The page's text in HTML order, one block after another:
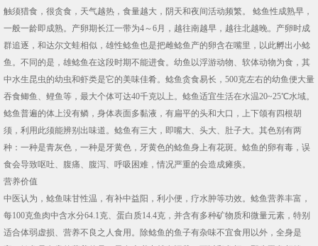
触须猎食，很贪食，天气越热，食量越大，阴天和夜间活动频繁。 鲶鱼性成熟早，
一般一龄即成熟。产卵期长江一带为4～6月，越往南越早，越往北越晚。产卵时成
群追逐，和达尔文蛙相似，雄性鲶鱼也是把雌鲶鱼产的卵含在嘴里，以此孵出小鲶
鱼。不同的是，雄鲶鱼在这段时期不能进食。幼鱼以浮游动物、软体动物为食，其
中水生昆虫的幼虫和虾类是它的美味佳肴。鲶鱼贪食易长，500克左右的幼鱼便大量
吞食鲫鱼、鲤鱼等，最大个体可达40千克以上。鲶鱼适宜生活在水温20~25℃水域。
鲶鱼普遍的体上没有鳞，身体表面多黏液，有扁平的头和大口，上下颌有四根胡
须，利用此须能辨别出味道。鲶鱼有三大，即嘴大、头大、肚子大。其色别有两
种：一种是青灰色，一种是牙黄色，牙黄色的鲶鱼身上有花斑。鲶鱼的卵有毒，误
食会导致呕吐、腹痛、腹泻、呼吸困难，情况严重的会造成瘫痪。
营养价值
中医认为，鲶鱼味甘性温，有补中益阳，利小便，疗水肿等功效。鲶鱼营养丰富，
每100克鱼肉中含水分64.1克、蛋白质14.4克，并含有多种矿物质和微量元素，特别
适合体弱虚损、营养不良之人食用。除鲶鱼的鱼子有杂味不宜食用以外，全身是